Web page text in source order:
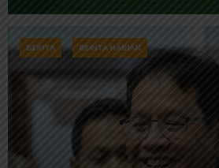
BERITA BERITA HARIAN